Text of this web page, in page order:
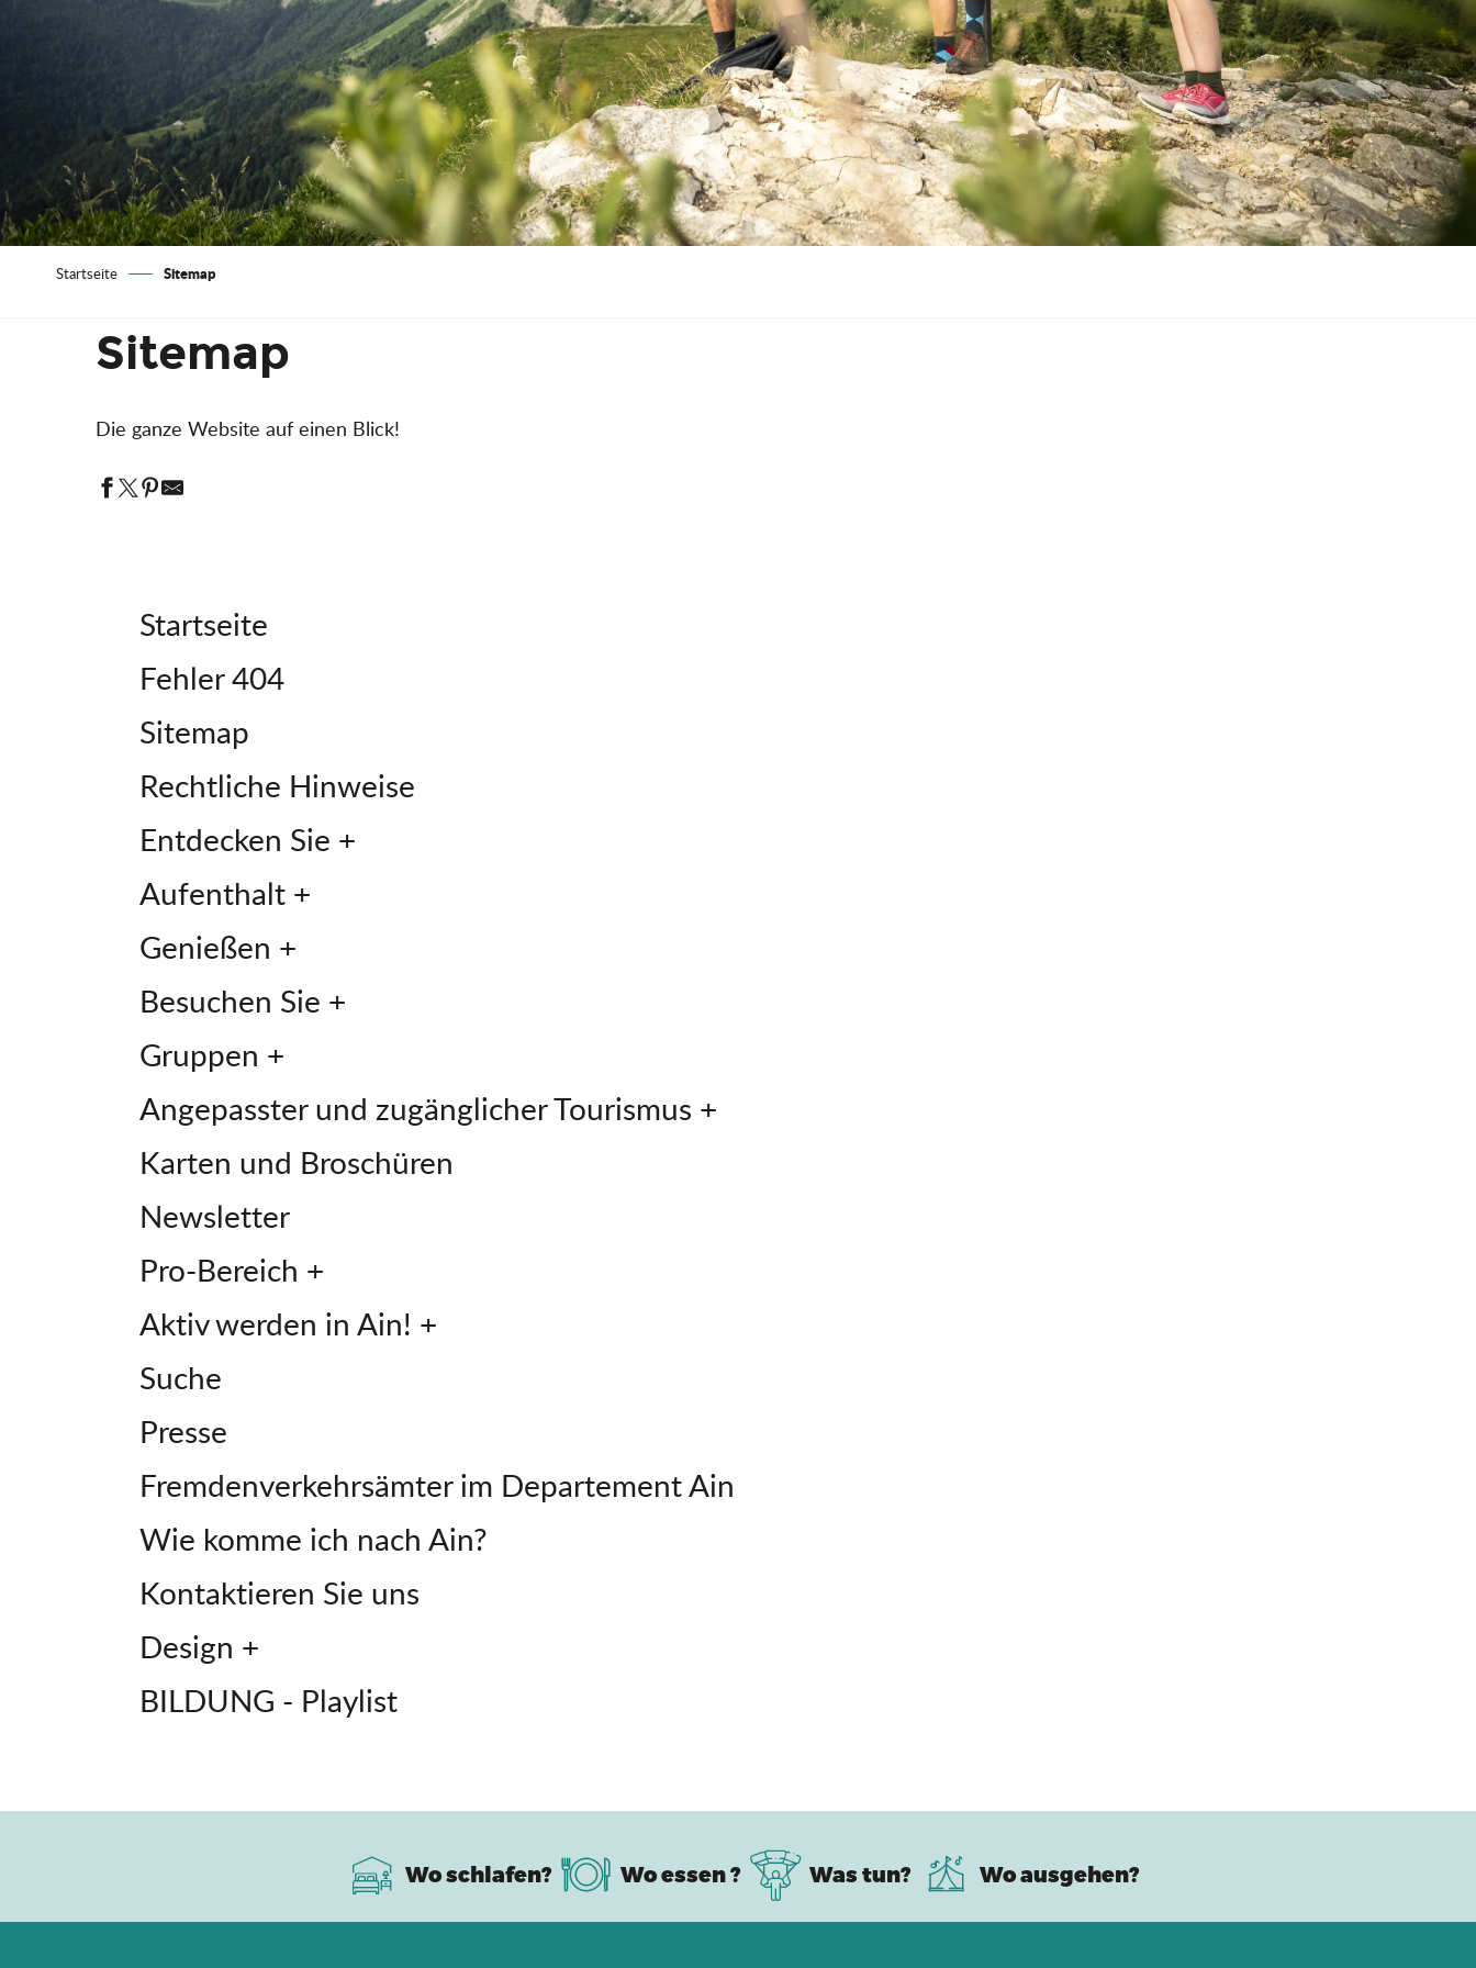
Startseite Sitemap
Sitemap
Die ganze Website auf einen Blick!
Startseite
Fehler 404
Sitemap
Rechtliche Hinweise
Entdecken Sie +
Aufenthalt +
Genießen +
Besuchen Sie +
Gruppen +
Angepasster und zugänglicher Tourismus +
Karten und Broschüren
Newsletter
Pro-Bereich +
Aktiv werden in Ain! +
Suche
Presse
Fremdenverkehrsämter im Departement Ain
Wie komme ich nach Ain?
Kontaktieren Sie uns
Design +
BILDUNG - Playlist
Wo schlafen? Wo essen ? Was tun? Wo ausgehen?